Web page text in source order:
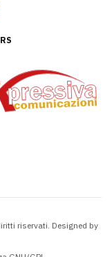
riservati. Designed by